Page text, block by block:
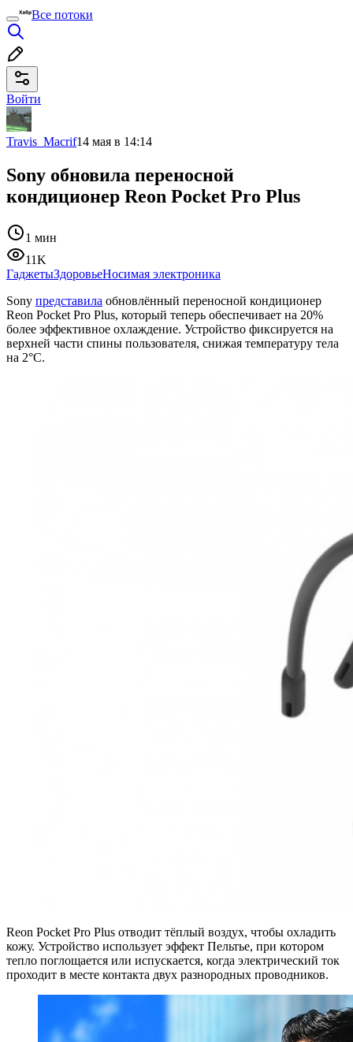
Все потоки
Войти
Travis_Macrif14 мая в 14:14
Sony обновила переносной
кондиционер Reon Pocket Pro Plus
1 мин
11K
ГаджетыЗдоровьеНосимая электроника
Sony представила обновлённый переносной кондиционер
Reon Pocket Pro Plus, который теперь обеспечивает на 20%
более эффективное охлаждение. Устройство фиксируется на
верхней части спины пользователя, снижая температуру тела
на 2°С.
Reon Pocket Pro Plus отводит тёплый воздух, чтобы охладить
кожу. Устройство использует эффект Пельтье, при котором
тепло поглощается или испускается, когда электрический ток
проходит в месте контакта двух разнородных проводников.